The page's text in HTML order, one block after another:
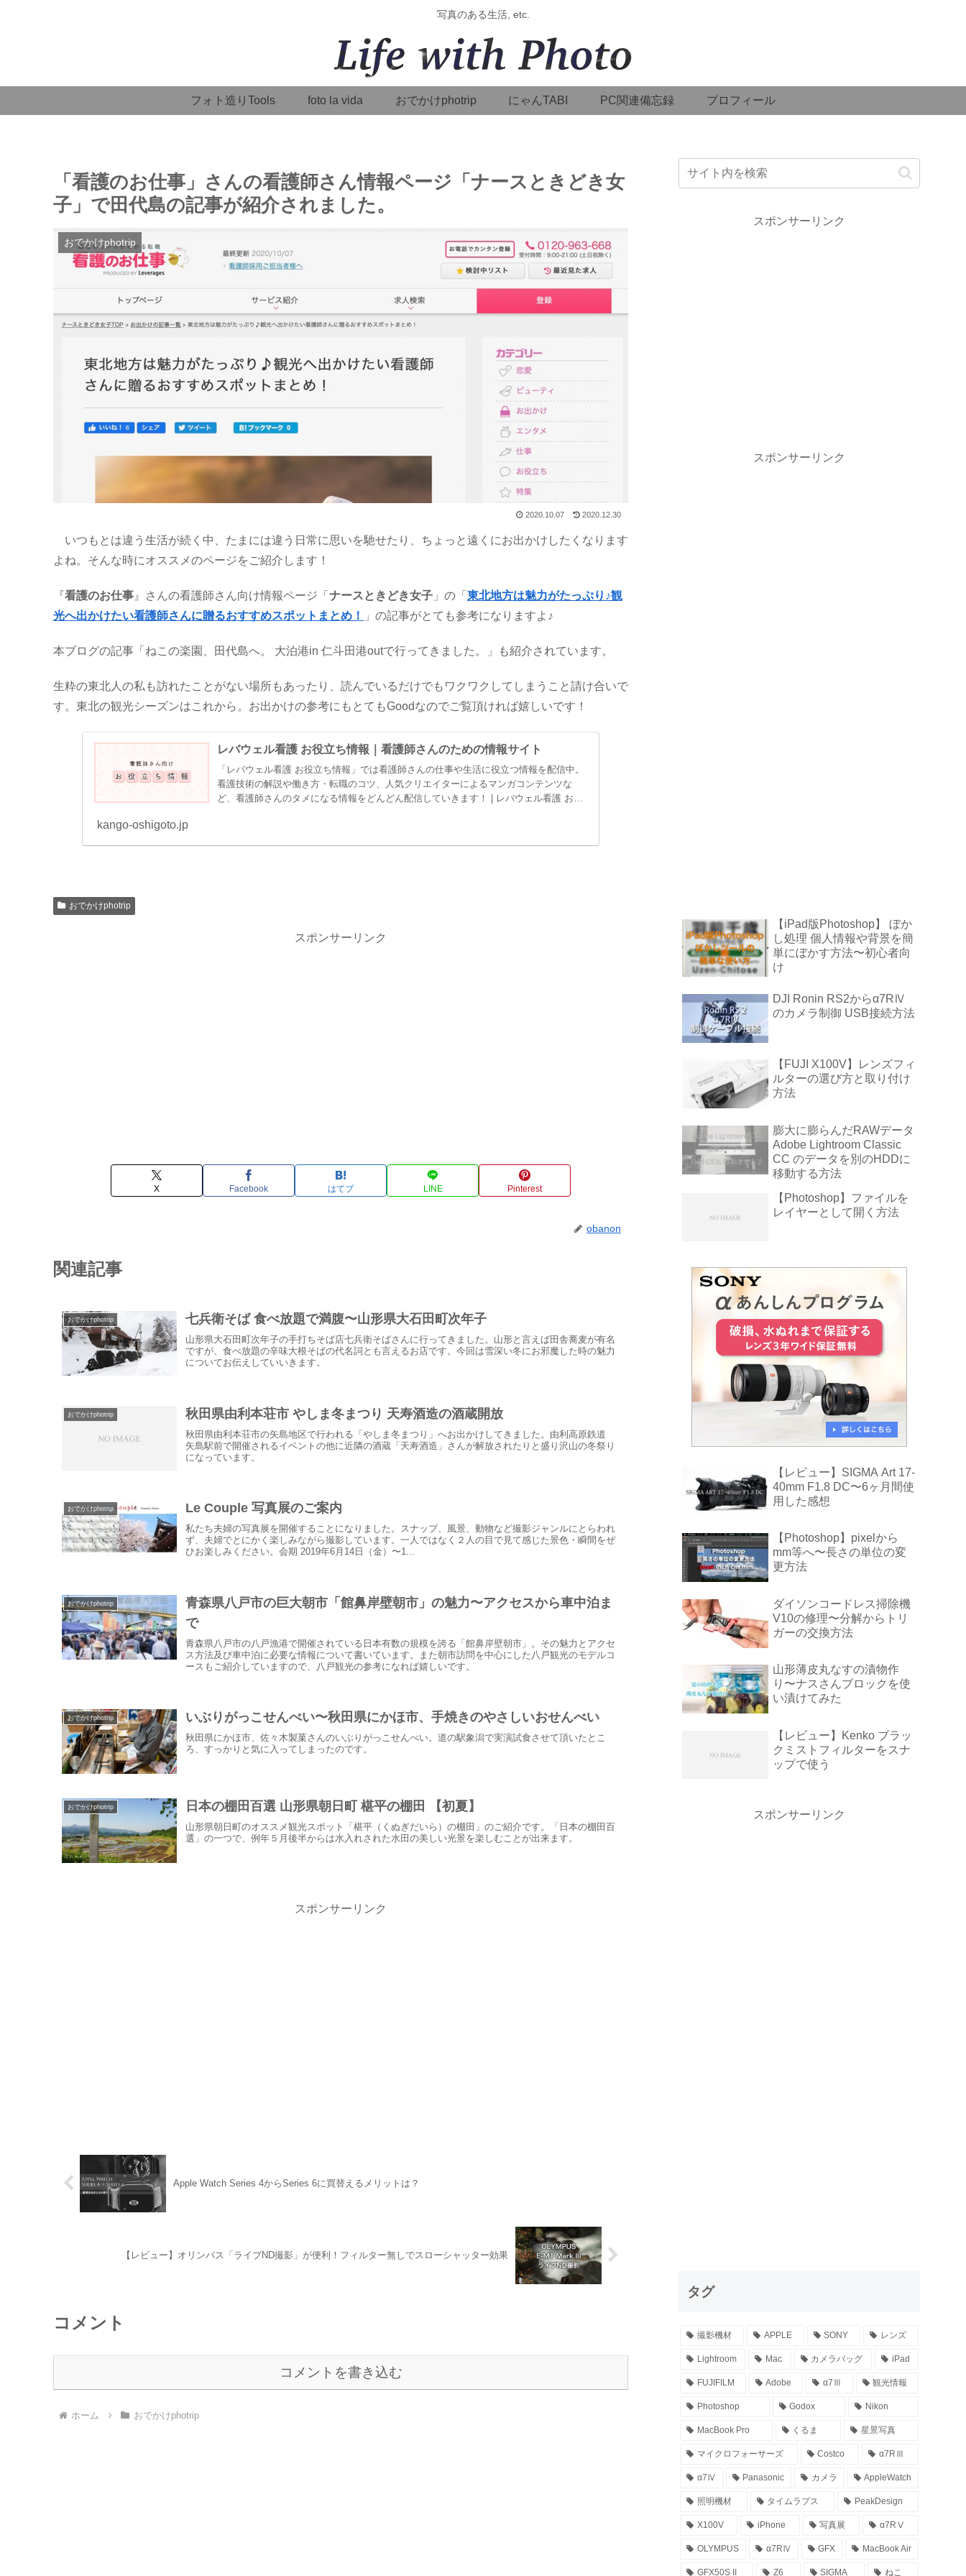
写真のある生活, etc.
フォト造りTools foto la vida おでかけphotrip にゃんTABI PC関連備忘録 プロフィール
「看護のお仕事」さんの看護師さん情報ページ「ナースときどき女
子」で田代島の記事が紹介されました。
おでかけphotrip
2020.10.07 2020.12.30
いつもとは違う生活が続く中、たまには違う日常に思いを馳せたり、ちょっと遠くにお出かけしたくなります
よね。そんな時にオススメのページをご紹介します！
『看護のお仕事 』さんの看護師さん向け情報ページ「 ナースときどき女子 」の「 東北地方は魅力がたっぷり♪観
光へ出かけたい看護師さんに贈るおすすめスポットまとめ！
」の記事がとても参考になりますよ♪
本ブログの記事「ねこの楽園、田代島へ。 大泊港in 仁斗田港outで行ってきました。」も紹介されています。
生粋の東北人の私も訪れたことがない場所もあったり、読んでいるだけでもワクワクしてしまうこと請け合いで
す。東北の観光シーズンはこれから。お出かけの参考にもとてもGoodなのでご覧頂ければ嬉しいです！
レバウェル看護 お役立ち情報｜看護師さんのための情報サイト
「レバウェル看護 お役立ち情報」では看護師さんの仕事や生活に役立つ情報を配信中。
看護技術の解説や働き方・転職のコツ、人気クリエイターによるマンガコンテンツな
ど、看護師さんのタメになる情報をどんどん配信していきます！ | レバウェル看護 お
kango-oshigoto.jp
おでかけphotrip
スポンサーリンク
X Facebook はてブ LINE Pinterest
obanon
関連記事
おでかけphotrip 七兵衛そば 食べ放題で満腹〜山形県大石田町次年子
山形県大石田町次年子の手打ちそば店七兵衛そばさんに行ってきました。山形と言えば田舎蕎麦が有名
ですが、食べ放題の辛味大根そばの代名詞とも言えるお店です。今回は雪深い冬にお邪魔した時の魅力
についてお伝えしていいきます。
おでかけphotrip 秋田県由利本荘市 やしま冬まつり 天寿酒造の酒蔵開放
秋田県由利本荘市の矢島地区で行われる「やしま冬まつり」へお出かけしてきました。由利高原鉄道
矢島駅前で開催されるイベントの他に近隣の酒蔵「天寿酒造」さんが解放されたりと盛り沢山の冬祭り
になっています。
おでかけphotrip Le Couple 写真展のご案内
私たち夫婦の写真展を開催することになりました。スナップ、風景、動物など撮影ジャンルにとらわれ
ず、夫婦でとにかく楽しみながら撮影しています。一人ではなく２人の目で見て感じた景色・瞬間をぜ
ひお楽しみください。会期 2019年6月14日（金）〜1...
おでかけphotrip
青森県八戸市の巨大朝市「館鼻岸壁朝市」の魅力〜アクセスから車中泊ま
で
青森県八戸市の八戸漁港で開催されている日本有数の規模を誇る「館鼻岸壁朝市」。その魅力とアクセ
ス方法及び車中泊に必要な情報について書いています。また朝市訪問を中心にした八戸観光のモデルコ
ースもご紹介していますので、八戸観光の参考になれば嬉しいです。
おでかけphotrip いぶりがっこせんべい〜秋田県にかほ市、手焼きのやさしいおせんべい
秋田県にかほ市、佐々木製菓さんのいぶりがっこせんべい。道の駅象潟で実演試食させて頂いたとこ
ろ、すっかりと気に入ってしまったのです。
おでかけphotrip 日本の棚田百選 山形県朝日町 椹平の棚田 【初夏】
山形県朝日町のオススメ観光スポット「椹平（くぬぎだいら）の棚田」のご紹介です。「日本の棚田百
選」の一つで、例年５月後半からは水入れされた水田の美しい光景を楽しむことが出来ます。
スポンサーリンク
Apple Watch Series 4からSeries 6に買替えるメリットは？
【レビュー】オリンパス「ライブND撮影」が便利！フィルター無しでスローシャッター効果
コメント
コメントを書き込む
ホーム おでかけphotrip
スポンサーリンク
スポンサーリンク
【iPad版Photoshop】 ぼか
し処理 個人情報や背景を簡
単にぼかす方法〜初心者向
け
DJI Ronin RS2からα7RⅣ
のカメラ制御 USB接続方法
【FUJI X100V】レンズフィ
ルターの選び方と取り付け
方法
膨大に膨らんだRAWデータ
Adobe Lightroom Classic
CC のデータを別のHDDに
移動する方法
【Photoshop】ファイルを
レイヤーとして開く方法
【レビュー】SIGMA Art 17-
40mm F1.8 DC〜6ヶ月間使
用した感想
【Photoshop】pixelから
mm等へ〜長さの単位の変
更方法
ダイソンコードレス掃除機
V10の修理〜分解からトリ
ガーの交換方法
山形薄皮丸なすの漬物作
り〜ナスさんブロックを使
い漬けてみた
【レビュー】Kenko ブラッ
クミストフィルターをスナ
ップで使う
スポンサーリンク
タグ
撮影機材 APPLE SONY レンズ
Lightroom Mac カメラバッグ iPad
FUJIFILM Adobe α7Ⅲ 観光情報
Photoshop Godox Nikon
MacBook Pro くるま 星景写真
マイクロフォーサーズ Costco α7RⅢ
α7Ⅳ Panasonic カメラ AppleWatch
照明機材 タイムラプス PeakDesign
X100V iPhone 写真展 α7RⅤ
OLYMPUS α7RⅣ GFX MacBook Air
GFX50S II Z6 SIGMA ねこ